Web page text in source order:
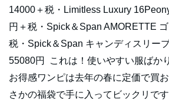
14000＋税・Limitless Luxury
円＋税・Spick＆Span AMORETTE
税・Spick＆Span キャンディスリー
55080円 これは！使いやすい服ばか
お得感ワンピは去年の春に定価で買
さかの福袋で手に入ってビックリで